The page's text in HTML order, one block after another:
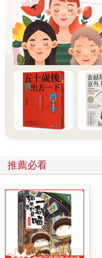
比很多計程車駕駛優秀了。
「是媽嗎？」、「媽，妳今
芊穗那邊突然傳來其他人的
立行今年十八歲，宥辰十三
「姊，我看到妳拿車鑰匙了
立行充滿活力的聲音透過手
綺媚叫芊穗開啟手機的擴音
兩個不能跟，快去睡覺，讓
「蛤，不公平！」、「為什
怨道，直到啪啪兩聲後，兩人
看來他們又被芊穗拍頭教訓
遠，從家裡開車過來大概十分
這時的車站裡已經沒有其他
都已拉下鐵門，一起出站的
整個車站寂靜無聲，整個空
第一次見到這副安靜的情景
鼎沸的祈安車站，竟然也有
啪嘰。
一個聲響吸引了綺媚的注意。
那是一聲極其細小、像是什
推薦必看